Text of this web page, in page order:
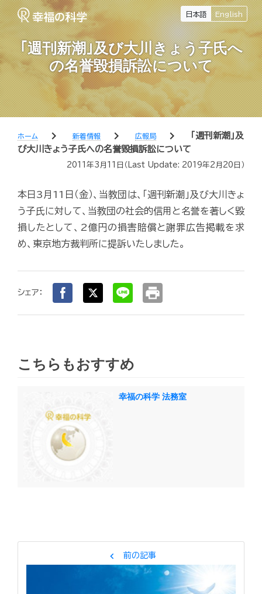
日本語 English
｢週刊新潮｣及び大川きょう子氏へ
の名誉毀損訴訟について
ホーム chevron_right 新着情報 chevron_right 広報局 chevron_right
｢週刊新潮｣及
び大川きょう子氏への名誉毀損訴訟について
2011年3月11日 （Last Update: 2019年2月20日 ）
本日3月11日（金）、当教団は、｢週刊新潮｣及び大川きょ
う子氏に対して、当教団の社会的信用と名誉を著しく毀
損したとして、2億円の損害賠償と謝罪広告掲載を求
め、東京地方裁判所に提訴いたしました。
シェア： print
こちらもおすすめ
幸福の科学 法務室
chevron_left 前の記事